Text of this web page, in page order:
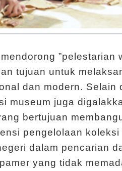
”pelestarian
tujuan untuk
dan modern.
juga
bertujuan
pengelolaan
dalam pencarian
yang tidak